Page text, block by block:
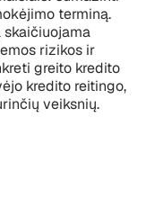
terminą.
skaičiuojama
rizikos ir
greito kredito
kredito reitingo,
veiksnių.